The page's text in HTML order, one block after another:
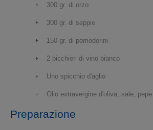
300 gr. di orzo
300 gr. di seppie
150 gr. di pomodorini
2 bicchieri di vino bianco
Uno spicchio d'aglio
Olio extravergine d'oliva, sale, pepe
Preparazione